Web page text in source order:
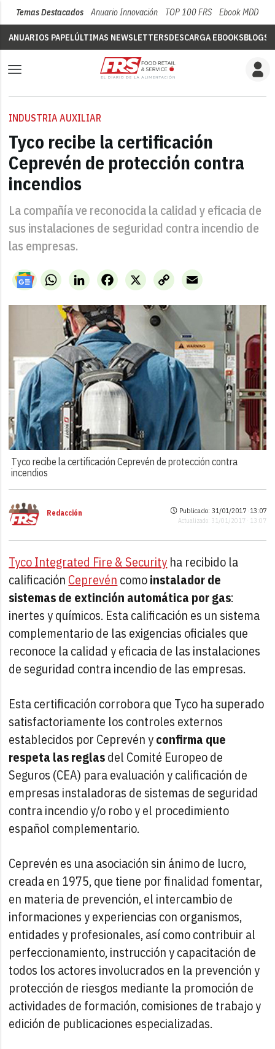
Temas Destacados Anuario Innovación TOP 100 FRS Ebook MDD
ANUARIOS PAPELÚLTIMAS NEWSLETTERSDESCARGA EBOOKSBLOGS
INDUSTRIA AUXILIAR
Tyco recibe la certificación
Ceprevén de protección contra
incendios
La compañía ve reconocida la calidad y eficacia de
sus instalaciones de seguridad contra incendio de
las empresas.
WhatsAppLinkedIn X
Facebook
Copy
Link
Email
Tyco recibe la certificación Ceprevén de protección contra
incendios
Redacción Publicado: 31/01/2017 ·13:07
Actualizado: 31/01/2017 · 13:07
Tyco Integrated Fire & Security ha recibido la
calificación Ceprevén comoinstalador de
sistemas de extinción automática por gas:
inertes y químicos. Esta calificación es un sistema
complementario de las exigencias oficiales que
reconoce la calidad y eficacia de las instalaciones
de seguridad contra incendio de las empresas.
Esta certificación corrobora que Tyco ha superado
satisfactoriamente los controles externos
establecidos por Ceprevén yconfirma que
respeta las reglasdel Comité Europeo de
Seguros (CEA) para evaluación y calificación de
empresas instaladoras de sistemas de seguridad
contra incendio y/o robo y el procedimiento
español complementario.
Ceprevén es una asociación sin ánimo de lucro,
creada en 1975, que tiene por finalidad fomentar,
en materia de prevención, el intercambio de
informaciones y experiencias con organismos,
entidades y profesionales, así como contribuir al
perfeccionamiento, instrucción y capacitación de
todos los actores involucrados en la prevención y
protección de riesgos mediante la promoción de
actividades de formación, comisiones de trabajo y
edición de publicaciones especializadas.